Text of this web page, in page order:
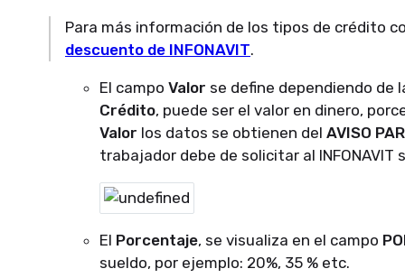
Para más información de los tipos de crédito
descuento de INFONAVIT.
El campo Valor se define dependiendo de
Crédito, puede ser el valor en dinero,
Valor los datos se obtienen del AVISO
trabajador debe de solicitar al
El Porcentaje, se visualiza en el campo
sueldo, por ejemplo: 20%, 35 % etc.